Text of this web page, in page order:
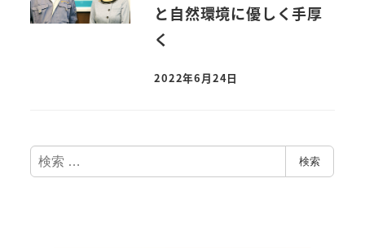
と自然環境に優しく手厚
く
2022年6月24日
検
索
検索